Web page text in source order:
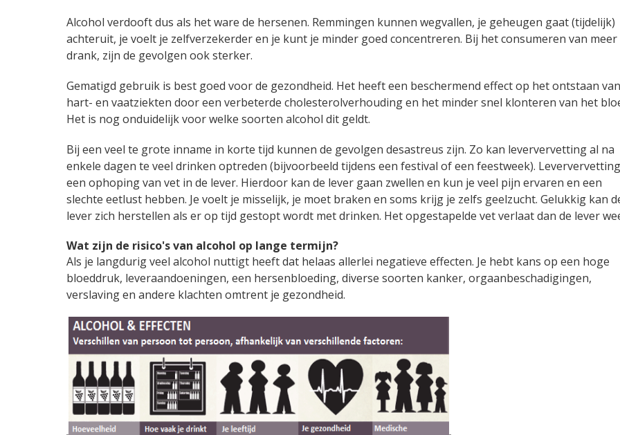
Alcohol verdooft dus als het ware de hersenen. Remmingen kunnen wegvallen, je geheugen gaat (tijdelijk)
achteruit, je voelt je zelfverzekerder en je kunt je minder goed concentreren. Bij het consumeren van meer
drank, zijn de gevolgen ook sterker.
Gematigd gebruik is best goed voor de gezondheid. Het heeft een beschermend effect op het ontstaan van
hart- en vaatziekten door een verbeterde cholesterolverhouding en het minder snel klonteren van het
Het is nog onduidelijk voor welke soorten alcohol dit geldt.
Bij een veel te grote inname in korte tijd kunnen de gevolgen desastreus zijn. Zo kan leververvetting al na
enkele dagen te veel drinken optreden (bijvoorbeeld tijdens een festival of een feestweek).
een ophoping van vet in de lever. Hierdoor kan de lever gaan zwellen en kun je veel pijn ervaren en een
slechte eetlust hebben. Je voelt je misselijk, je moet braken en soms krijg je zelfs geelzucht. Gelukkig kan
lever zich herstellen als er op tijd gestopt wordt met drinken. Het opgestapelde vet verlaat dan de lever
Wat zijn de risico's van alcohol op lange termijn?
Als je langdurig veel alcohol nuttigt heeft dat helaas allerlei negatieve effecten. Je hebt kans op een hoge
bloeddruk, leveraandoeningen, een hersenbloeding, diverse soorten kanker, orgaanbeschadigingen,
verslaving en andere klachten omtrent je gezondheid.